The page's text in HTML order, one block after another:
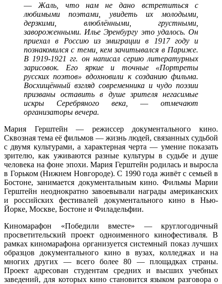
— Жаль, что нам не дано встретиться с
любимыми поэтами, увидеть их молодыми,
дерзкими, влюблёнными, грустными,
завороженными. Илье Эренбургу это удалось. Он
приехал в Россию из эмиграции в 1917 году и
познакомился с теми, кем зачитывался в Париже.
В 1919-1921 гг. он написал серию литературных
зарисовок. Его яркие и точные «Портреты
русских поэтов» вдохновили к созданию фильма.
Восхищённый взгляд современника и чудо поэзии
призваны оставить в душе зрителя негасимые
искры Серебряного века, — отмечают
организаторы вечера.
Мария Герштейн — режиссер документального кино.
Сквозная тема её фильмов — жизнь людей, связанных судьбой
с двумя культурами, а характерная черта — умение показать
зрителю, как уживаются разные культуры в судьбе и душе
человека на фоне эпохи. Мария Герштейн родилась и выросла
в Горьком (Нижнем Новгороде). С 1990 года живёт с семьей в
Бостоне, занимается документальным кино. Фильмы Марии
Герштейн неоднократно завоевывали награды американских
и российских фестивалей документального кино в Нью-
Йорке, Москве, Бостоне и Филадельфии.
Киномарафон «Победили вместе» — круглогодичный
просветительский проект одноименного кинофестиваля. В
рамках киномарафона организуется системный показ лучших
образцов документального кино в вузах, колледжах и на
многих других — всего более 80 — площадках страны.
Проект адресован студентам средних и высших учебных
заведений, для которых кино становится языком разговора о